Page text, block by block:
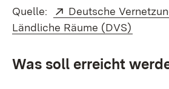
Quelle: Extern:
Deutsche
Ländliche Räume (DVS)
Was soll erreicht